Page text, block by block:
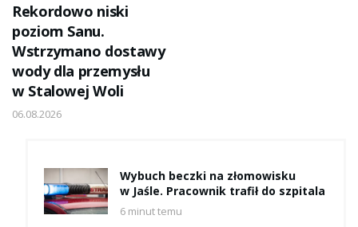
Rekordowo niski
poziom Sanu.
Wstrzymano dostawy
wody dla przemysłu
w Stalowej Woli
06.08.2026
Wybuch beczki na złomowisku
w Jaśle. Pracownik trafił do szpitala
6 minut temu